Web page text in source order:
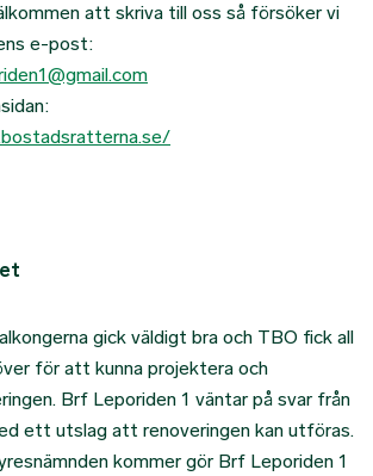
att skriva till oss så försöker vi
e-post:
gick väldigt bra och TBO fick all
för att kunna projektera och
Brf Leporiden 1 väntar på svar från
ett utslag att renoveringen kan utföras.
kommer gör Brf Leporiden 1